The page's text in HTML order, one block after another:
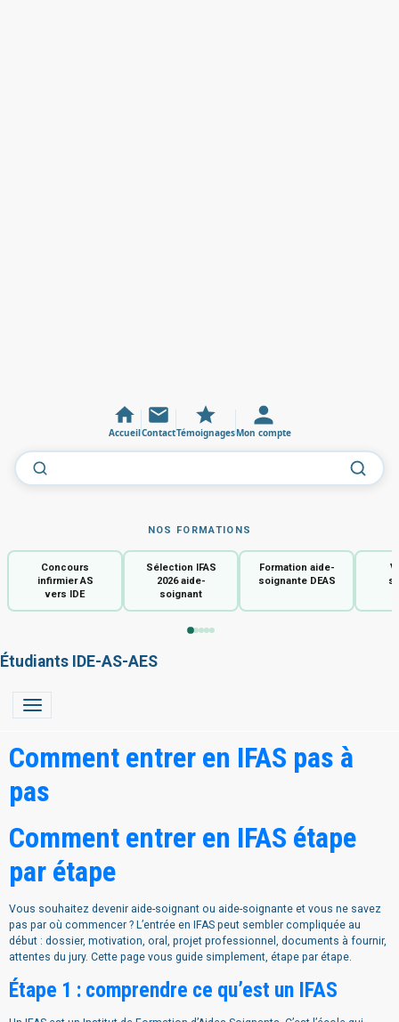
AccueilContactTémoignagesMon compte
NOS FORMATIONS
Concours
infirmier AS
vers IDE
Sélection IFAS
2026 aide-
soignant
Formation aide-
soignante DEAS
Étudiants IDE-AS-AES
Comment entrer en IFAS pas à
pas
Comment entrer en IFAS étape
par étape
Vous souhaitez devenir aide-soignant ou aide-soignante et vous ne savez
pas par où commencer ? L’entrée en IFAS peut sembler compliquée au
début : dossier, motivation, oral, projet professionnel, documents à fournir,
attentes du jury. Cette page vous guide simplement, étape par étape.
Étape 1 : comprendre ce qu’est un IFAS